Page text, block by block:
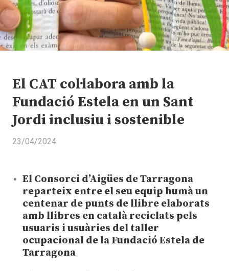
El CAT col·labora amb la
Fundació Estela en un Sant
Jordi inclusiu i sostenible
23/04/2024
El Consorci d’Aigües de Tarragona
reparteix entre el seu equip humà un
centenar de punts de llibre elaborats
amb llibres en català reciclats pels
usuaris i usuàries del taller
ocupacional de la Fundació Estela de
Tarragona